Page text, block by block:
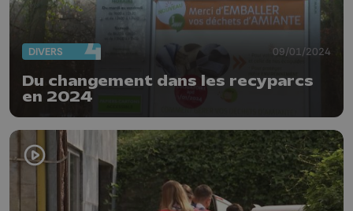
DIVERS 09/01/2024
Du changement dans les recyparcs
en 2024